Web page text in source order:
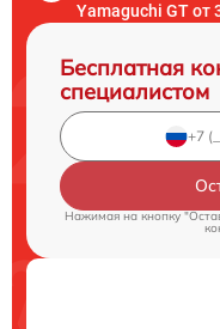
Yamaguchi GT от
Бесплатная
специалистом
Нажимая на кнопку